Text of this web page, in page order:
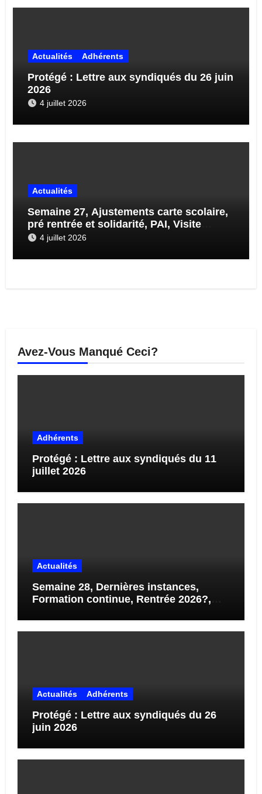
Actualités Adhérents
Protégé : Lettre aux syndiqués du 26 juin
2026
4 juillet 2026
Actualités
Semaine 27, Ajustements carte scolaire,
pré rentrée et solidarité, PAI, Visite
médicale, Enquête sur École 71…
4 juillet 2026
Avez-Vous Manqué Ceci?
Adhérents
Protégé : Lettre aux syndiqués du 11
juillet 2026
Actualités
Semaine 28, Dernières instances,
Formation continue, Rentrée 2026?,
Actualités Adhérents
Protégé : Lettre aux syndiqués du 26
juin 2026